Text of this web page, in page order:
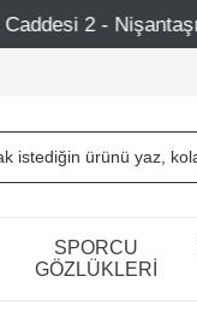
Etiler – Ataşehir
SPORCU
GÖZLÜKLERİ